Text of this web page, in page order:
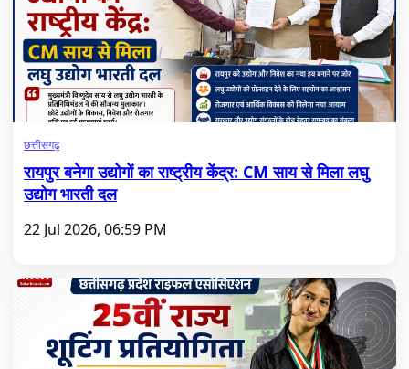
छत्तीसगढ़
रायपुर बनेगा उद्योगों का राष्ट्रीय केंद्र: CM साय से मिला लघु
उद्योग भारती दल
22 Jul 2026, 06:59 PM